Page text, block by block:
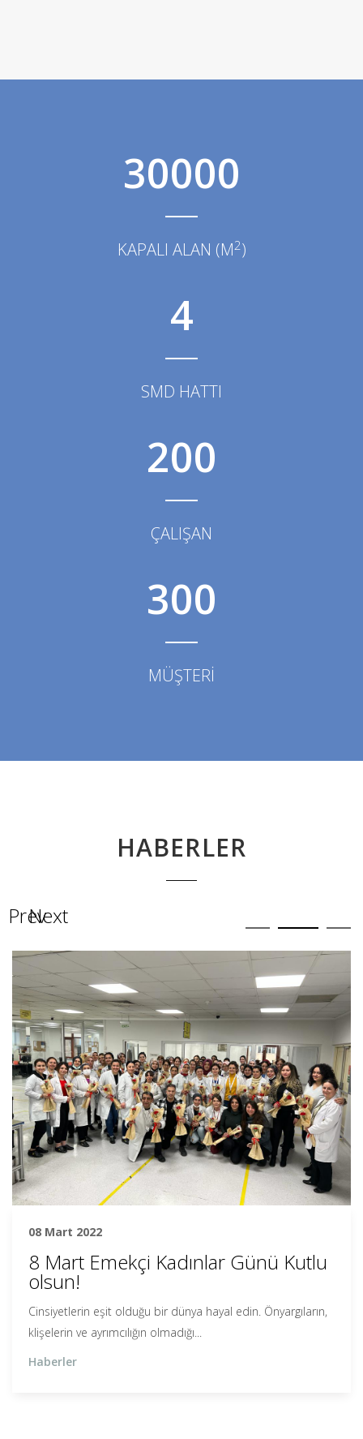
30000
KAPALI ALAN (M2)
4
SMD HATTI
200
ÇALIŞAN
300
MÜŞTERİ
HABERLER
08 Mart 2022
8 Mart Emekçi Kadınlar Günü Kutlu
olsun!
Cinsiyetlerin eşit olduğu bir dünya hayal edin. Önyargıların,
klişelerin ve ayrımcılığın olmadığı...
Haberler
PrevNext